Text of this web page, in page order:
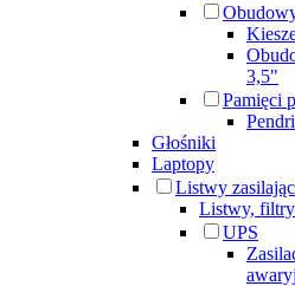
3,5"
Pamięci
Głośniki
Laptopy
Listwy
Listwy,
UPS